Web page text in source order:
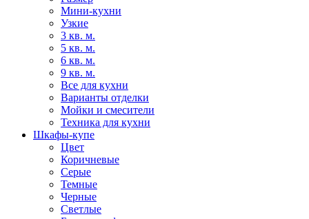
Мини-кухни
Узкие
3 кв. м.
5 кв. м.
6 кв. м.
9 кв. м.
Все для кухни
Варианты отделки
Мойки и смесители
Техника для кухни
Шкафы-купе
Цвет
Коричневые
Серые
Темные
Черные
Светлые